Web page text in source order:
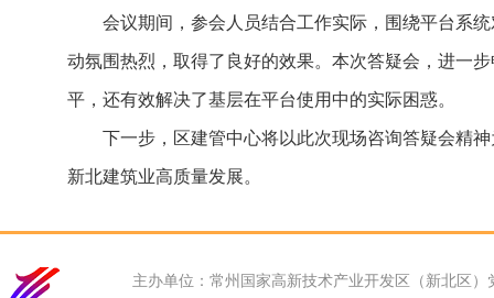
会议期间，参会人员结合工作实际，围绕平台系
动氛围热烈，取得了良好的效果。本次答疑会，进一
平，还有效解决了基层在平台使用中的实际困惑。
下一步，区建管中心将以此次现场咨询答疑会精
新北建筑业高质量发展。
主办单位：常州国家高新技术产业开发区（新北区）